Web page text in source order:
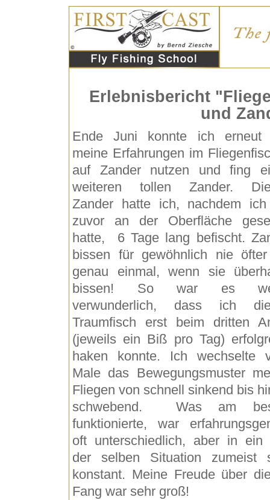
Erlebnisbericht
und
Ende Juni konnte ich erneut
meine Erfahrungen im
auf Zander nutzen und fing
weiteren tollen Zander.
Zander hatte ich, nachdem
zuvor an der Oberfläche
hatte, 6 Tage lang befischt.
bissen für gewöhnlich nie
genau einmal, wenn sie
bissen! So war es
verwunderlich, dass ich
Traumfisch erst beim dritten
(jeweils ein Biß pro Tag)
haken konnte. Ich wechselte
Male das Bewegungsmuster
Fliegen von schnell sinkend bis
schwebend. Was am
funktionierte, war
oft unterschiedlich, aber in ein
der selben Situation zumeist
konstant. Meine Freude über
Fang war sehr groß!